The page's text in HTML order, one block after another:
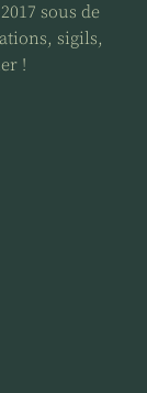
sous de
sigils,
!